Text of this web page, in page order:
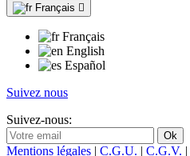
Français 
Français
English
Español
Suivez nous
Suivez-nous:
Mentions légales | C.G.U. | C.G.V. |